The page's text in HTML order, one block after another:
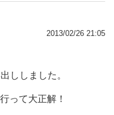
2013/02/26 21:05
ししました。
って大正解！